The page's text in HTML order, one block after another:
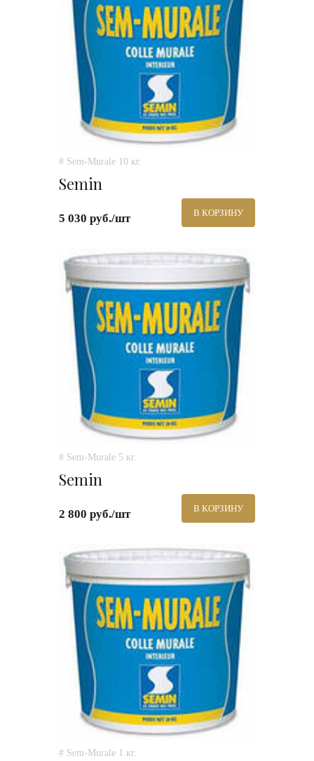
# Sem-Murale 10 кг.
Semin
5 030 руб./шт В КОРЗИНУ
# Sem-Murale 5 кг.
Semin
2 800 руб./шт В КОРЗИНУ
# Sem-Murale 1 кг.